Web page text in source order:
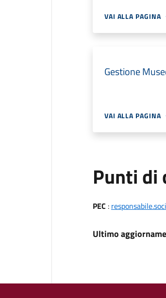
VAI ALLA PAGINA
Gestione
VAI ALLA PAGINA
Punti di
PEC :
Ultimo